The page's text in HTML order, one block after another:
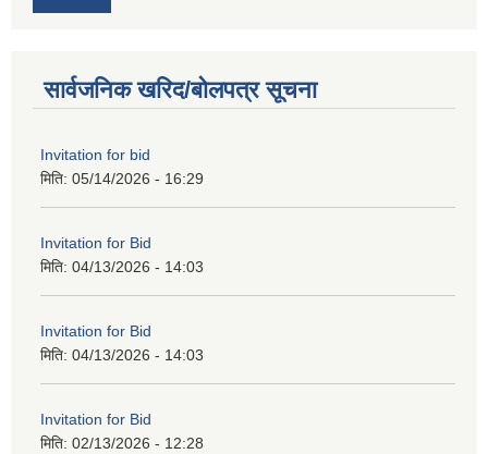
सार्वजनिक खरिद/बोलपत्र सूचना
Invitation for bid
मिति: 05/14/2026 - 16:29
Invitation for Bid
मिति: 04/13/2026 - 14:03
Invitation for Bid
मिति: 04/13/2026 - 14:03
Invitation for Bid
मिति: 02/13/2026 - 12:28